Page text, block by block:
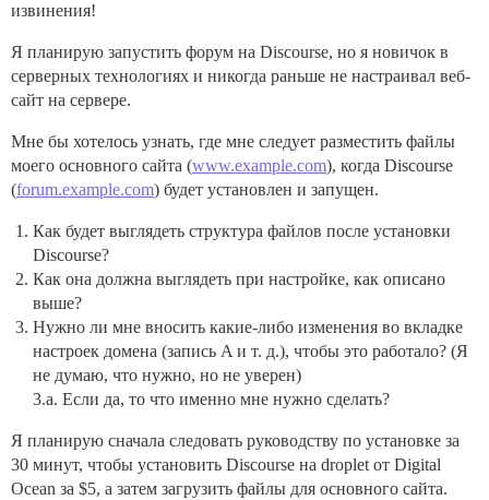
извинения!
Я планирую запустить форум на Discourse, но я новичок в
серверных технологиях и никогда раньше не настраивал веб-
сайт на сервере.
Мне бы хотелось узнать, где мне следует разместить файлы
моего основного сайта (www.example.com), когда Discourse
(forum.example.com) будет установлен и запущен.
Как будет выглядеть структура файлов после установки
Discourse?
Как она должна выглядеть при настройке, как описано
выше?
Нужно ли мне вносить какие-либо изменения во вкладке
настроек домена (запись A и т. д.), чтобы это работало? (Я
не думаю, что нужно, но не уверен)
3.a. Если да, то что именно мне нужно сделать?
Я планирую сначала следовать руководству по установке за
30 минут, чтобы установить Discourse на droplet от Digital
Ocean за $5, а затем загрузить файлы для основного сайта.